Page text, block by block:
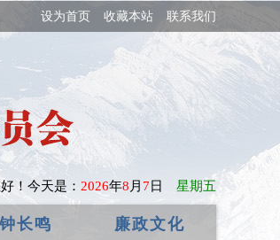
设为首页 收藏本站 联系我们
！ 今天是： 2026年8 月 7 日 星期五
长鸣 廉政文化